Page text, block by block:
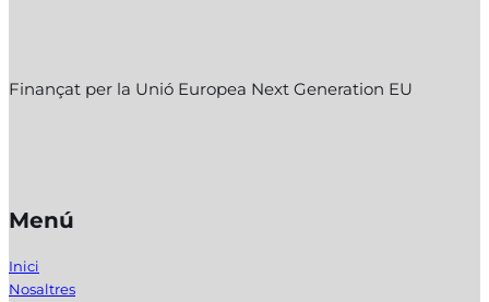
Finançat per la Unió Europea Next Generation EU
Menú
Inici
Nosaltres